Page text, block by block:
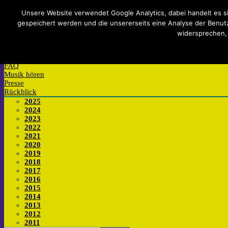
Impressum Datenschutzerklärung Teilnahmebedingungen
FAQ
Musik hören
Presse
Rückblick
2025
2024
2023
2022
2021
2020
2019
2018
2017
2016
2015
2014
2013
2012
2011
Unsere Website verwendet Google Analytics, dabei handelt es
gespeichert werden und die unsererseits eine Analyse der